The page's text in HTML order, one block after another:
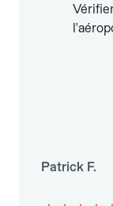
Patrick F.